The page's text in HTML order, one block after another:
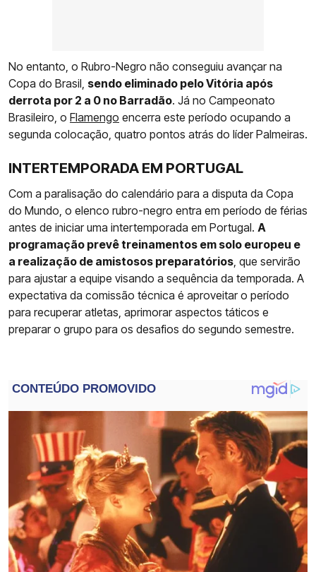
No entanto, o Rubro-Negro não conseguiu avançar na
Copa do Brasil, sendo eliminado pelo Vitória após
derrota por 2 a 0 no Barradão. Já no Campeonato
Brasileiro, o Flamengo encerra este período ocupando a
segunda colocação, quatro pontos atrás do líder Palmeiras.
INTERTEMPORADA EM PORTUGAL
Com a paralisação do calendário para a disputa da Copa
do Mundo, o elenco rubro-negro entra em período de férias
antes de iniciar uma intertemporada em Portugal. A
programação prevê treinamentos em solo europeu e
a realização de amistosos preparatórios , que servirão
para ajustar a equipe visando a sequência da temporada. A
expectativa da comissão técnica é aproveitar o período
para recuperar atletas, aprimorar aspectos táticos e
preparar o grupo para os desafios do segundo semestre.